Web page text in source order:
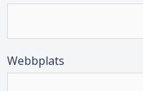
Webbplats